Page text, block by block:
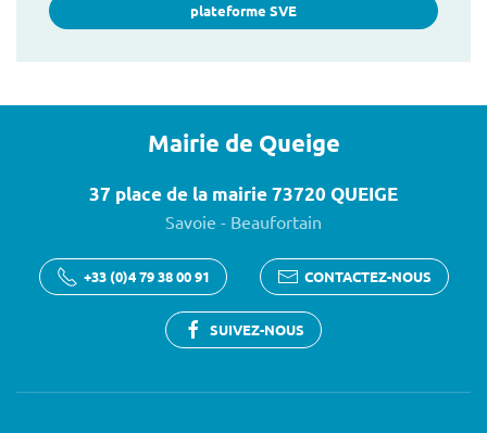
plateforme SVE
Mairie de Queige
37 place de la mairie 73720 QUEIGE
Savoie - Beaufortain
+33 (0)4 79 38 00 91 CONTACTEZ-NOUS
SUIVEZ-NOUS